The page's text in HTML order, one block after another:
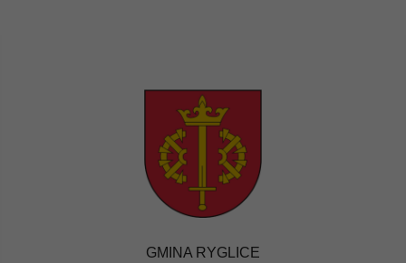
GMINA RYGLICE